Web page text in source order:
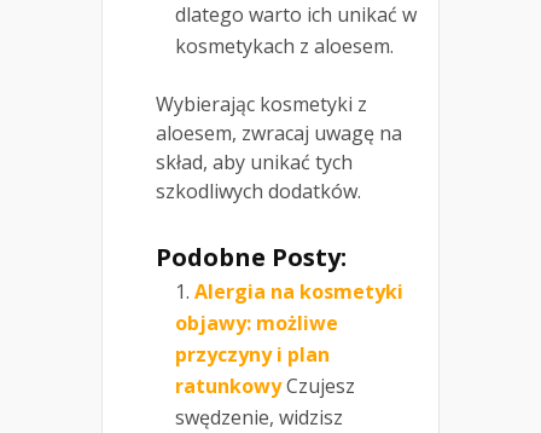
dlatego warto ich unikać w
kosmetykach z aloesem.
Wybierając kosmetyki z
aloesem, zwracaj uwagę na
skład, aby unikać tych
szkodliwych dodatków.
Podobne Posty:
Alergia na kosmetyki
objawy: możliwe
przyczyny i plan
ratunkowyCzujesz
swędzenie, widzisz